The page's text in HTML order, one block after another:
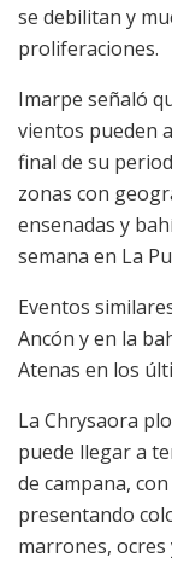
se debilitan y
proliferaciones.
Imarpe señaló
vientos pueden
final de su
zonas con
ensenadas y
semana en La
Eventos
Ancón y en la
Atenas en los
La Chrysaora
puede llegar a
de campana,
presentando
marrones, ocres